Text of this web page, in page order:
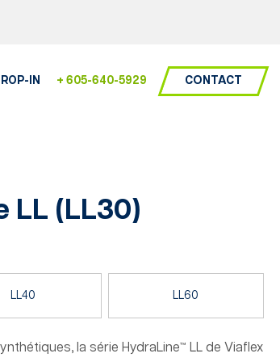
IN + 605-640-5929 CONTACT
LL ( LL30)
LL40 LL60
la série HydraLine™ LL de Viaflex